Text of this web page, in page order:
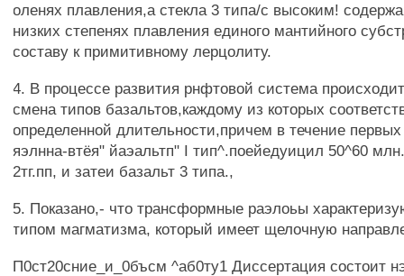
оленях плавления,а стекла 3 типа/с высоким!
низких степенях плавления единого мантийного
составу к примитивному лерцолиту.
4. В процессе развития рнфтовой система
смена типов базальтов,каждому из которых
определенной длительности,причем в течение
яэлнна-втёя" йаэальтп" I тип^.поейедуицил 50^60
2тг.пп, и затеи базальт 3 типа.,
5. Показано,- что трансформные раэлоьы
типом магматизма, который имеет щелочную
П0ст20сние_и_0бъсм ^аб0ту1 Диссертация состоит